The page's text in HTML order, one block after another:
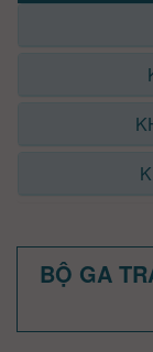
BỘ GA